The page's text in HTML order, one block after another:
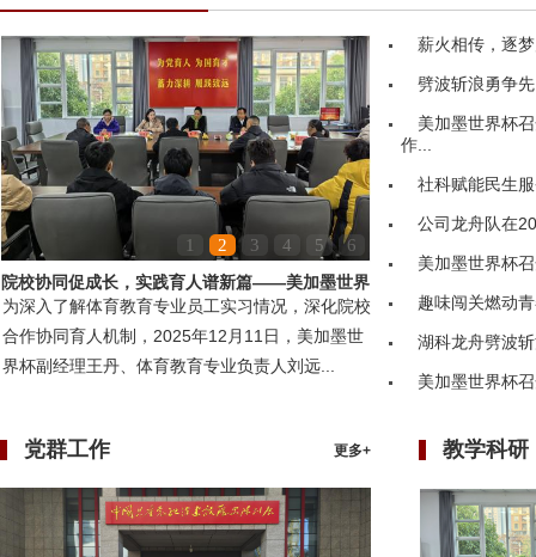
1 2 3 4 5
6
院校协同促成长，实践育人谱新篇——美加墨世界
杯领导赴嘉鱼县第...
为深入了解体育教育专业员工实习情况，深化院校
合作协同育人机制，2025年12月11日，美加墨世
界杯副经理王丹、体育教育专业负责人刘远...
薪火相传，逐
劈波斩浪勇争
美加墨世界杯
作...
社科赋能民生
公司龙舟队在
美加墨世界杯
趣味闯关燃动
湖科龙舟劈波
美加墨世界杯
更多+
党群工作 教学科研